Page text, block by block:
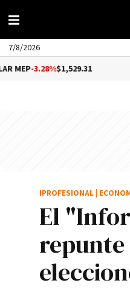
7/8/2026
$1,529.31
El
repunte
IPROFESIONAL